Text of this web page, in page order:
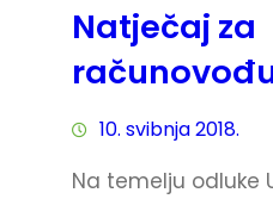
Natječaj za
10. svibnja 2018.
Na temelju odluke